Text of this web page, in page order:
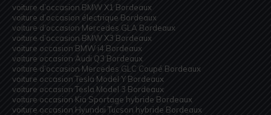
voiture d’occasion BMW X1 Bordeaux
voiture d’occasion électrique Bordeaux
voiture d’occasion Mercedes GLA Bordeaux
voiture d’occasion BMW X3 Bordeaux
voiture occasion BMW i4 Bordeaux
voiture occasion Audi Q3 Bordeaux
voiture d’occasion Mercedes GLC Coupé Bordeaux
voiture occasion Tesla Model Y Bordeaux
voiture occasion Tesla Model 3 Bordeaux
voiture occasion Kia Sportage hybride Bordeaux
voiture occasion Hyundai Tucson hybride Bordeaux